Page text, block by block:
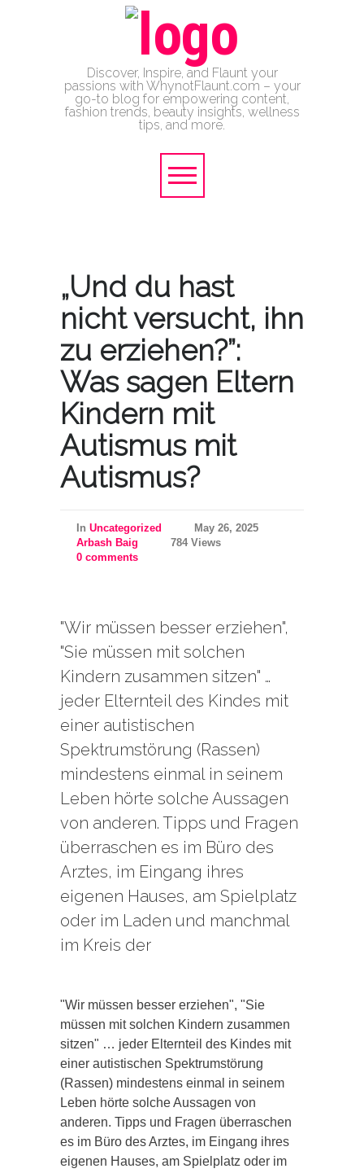
Discover, Inspire, and Flaunt your
passions with WhynotFlaunt.com – your
go-to blog for empowering content,
fashion trends, beauty insights, wellness
tips, and more.
„Und du hast
nicht versucht, ihn
zu erziehen?”:
Was sagen Eltern
Kindern mit
Autismus mit
Autismus?
In Uncategorized
May 26, 2025
Arbash Baig
784 Views
0 comments
"Wir müssen besser erziehen",
"Sie müssen mit solchen
Kindern zusammen sitzen" …
jeder Elternteil des Kindes mit
einer autistischen
Spektrumstörung (Rassen)
mindestens einmal in seinem
Leben hörte solche Aussagen
von anderen. Tipps und Fragen
überraschen es im Büro des
Arztes, im Eingang ihres
eigenen Hauses, am Spielplatz
oder im Laden und manchmal
im Kreis der
"Wir müssen besser erziehen", "Sie
müssen mit solchen Kindern zusammen
sitzen" … jeder Elternteil des Kindes mit
einer autistischen Spektrumstörung
(Rassen) mindestens einmal in seinem
Leben hörte solche Aussagen von
anderen. Tipps und Fragen überraschen
es im Büro des Arztes, im Eingang ihres
eigenen Hauses, am Spielplatz oder im